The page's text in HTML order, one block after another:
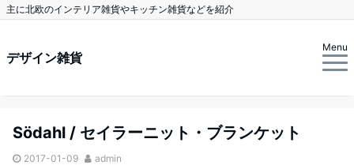
主に北欧のインテリア雑貨やキッチン雑貨などを紹介
デザイン雑貨
Menu
Södahl / セイラーニット・ブランケット
2017-01-09 admin